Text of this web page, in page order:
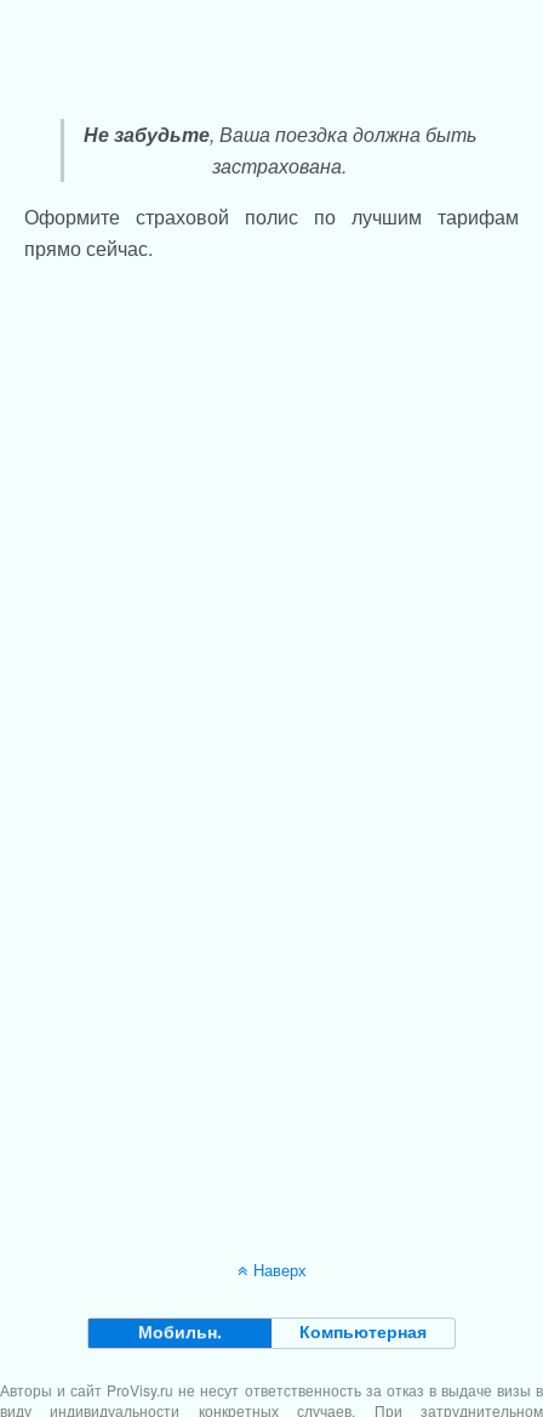
Не забудьте, Ваша поездка должна быть
застрахована.
Оформите страховой полис по лучшим тарифам
прямо сейчас.
Наверх
Мобильн. Компьютерная
Авторы и сайт ProVisy.ru не несут ответственность за отказ в выдаче визы в
виду индивидуальности конкретных случаев. При затруднительном